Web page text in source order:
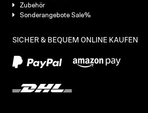
Zubehör
Sonderangebote Sale%
SICHER & BEQUEM ONLINE KAUFEN